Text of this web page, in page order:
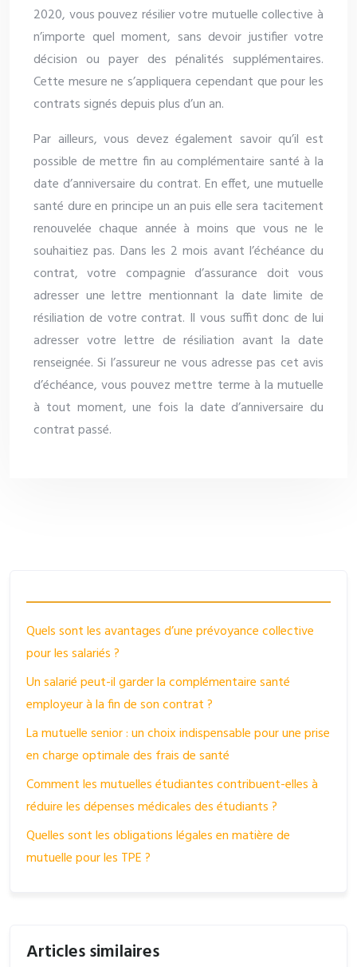
2020, vous pouvez résilier votre mutuelle collective à
n’importe quel moment, sans devoir justifier votre
décision ou payer des pénalités supplémentaires.
Cette mesure ne s’appliquera cependant que pour les
contrats signés depuis plus d’un an.
Par ailleurs, vous devez également savoir qu’il est
possible de mettre fin au complémentaire santé à la
date d’anniversaire du contrat. En effet, une mutuelle
santé dure en principe un an puis elle sera tacitement
renouvelée chaque année à moins que vous ne le
souhaitiez pas. Dans les 2 mois avant l’échéance du
contrat, votre compagnie d’assurance doit vous
adresser une lettre mentionnant la date limite de
résiliation de votre contrat. Il vous suffit donc de lui
adresser votre lettre de résiliation avant la date
renseignée. Si l’assureur ne vous adresse pas cet avis
d’échéance, vous pouvez mettre terme à la mutuelle
à tout moment, une fois la date d’anniversaire du
contrat passé.
Quels sont les avantages d’une prévoyance collective
pour les salariés ?
Un salarié peut-il garder la complémentaire santé
employeur à la fin de son contrat ?
La mutuelle senior : un choix indispensable pour une prise
en charge optimale des frais de santé
Comment les mutuelles étudiantes contribuent-elles à
réduire les dépenses médicales des étudiants ?
Quelles sont les obligations légales en matière de
mutuelle pour les TPE ?
Articles similaires